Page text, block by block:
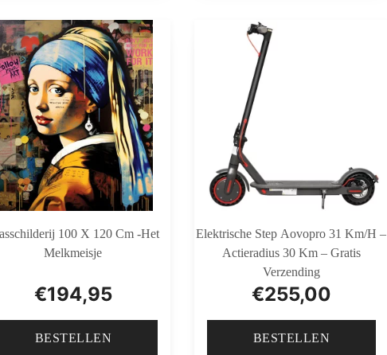
100 X 120 Cm -Het
Melkmeisje
€194,95
BESTELLEN
Elektrische Step Aovopro 31 Km/h –
Actieradius 30 Km – Gratis
Verzending
€255,00
BESTELLEN